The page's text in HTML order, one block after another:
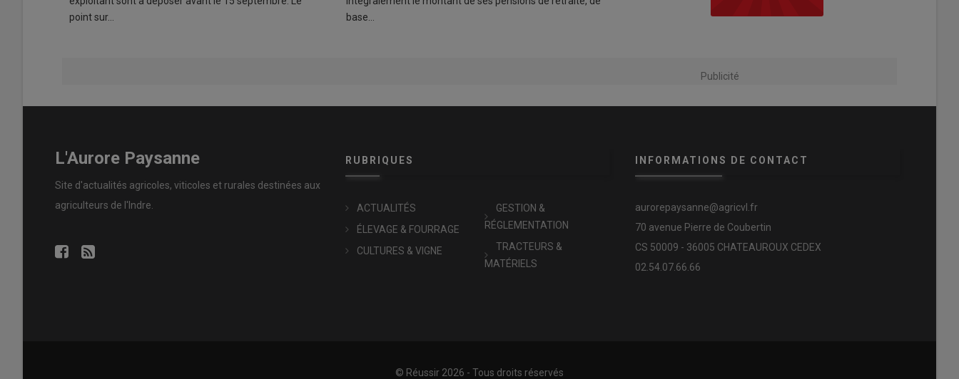
point sur…
base…
Publicité
L'Aurore Paysanne
Site d'actualités agricoles, viticoles et rurales destinées aux
agriculteurs de l'Indre.
RUBRIQUES
ACTUALITÉS
ÉLEVAGE & FOURRAGE
CULTURES & VIGNE
GESTION &
RÉGLEMENTATION
TRACTEURS &
MATÉRIELS
INFORMATIONS DE CONTACT
aurorepaysanne@agricvl.fr
70 avenue Pierre de Coubertin
CS 50009 - 36005 CHATEAUROUX CEDEX
02.54.07.66.66
© Réussir 2026 - Tous droits réservés